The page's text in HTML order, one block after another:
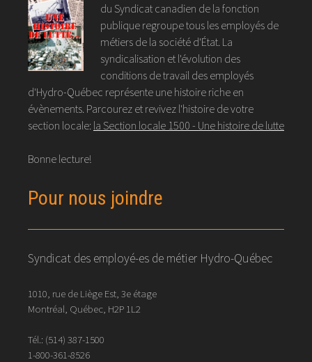
du Syndicat canadien de la fonction
publique regroupe tous les employés de
métiers de la société d'État. La
syndicalisation et l'évolution des
conditions de travail des employés
d'Hydro-Québec représente une histoire riche en
évènements. Parcourez et revivez l'histoire de votre
section locale: la Section locale 1500 - Une histoire de lutte
Bonne lecture!
Pour nous joindre
Syndicat des employé-es de métier Hydro-Québec
1010, rue de Liège Est, 3e étage
Montréal, Québec, H2P 1L2
Tél.: (514) 387-1500
1-800-361-8526